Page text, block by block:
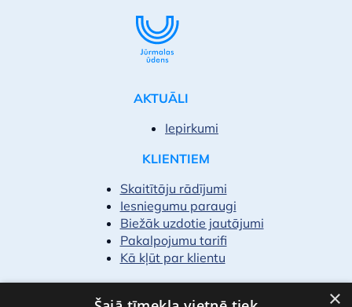
AKTUĀLI
Iepirkumi
KLIENTIEM
Skaitītāju rādījumi
Iesniegumu paraugi
Biežāk uzdotie jautājumi
Pakalpojumu tarifi
Kā kļūt par klientu
PAR MUMS
×